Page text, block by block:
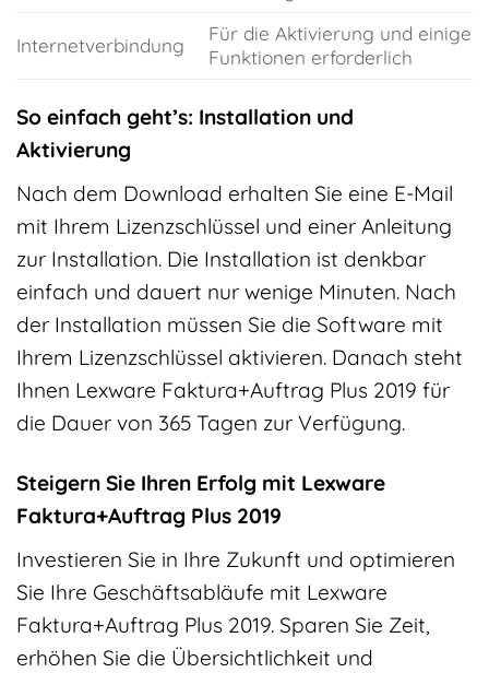
Internetverbindung
Für die Aktivierung und einige
Funktionen erforderlich
So einfach geht’s: Installation und
Aktivierung
Nach dem Download erhalten Sie eine E-Mail
mit Ihrem Lizenzschlüssel und einer Anleitung
zur Installation. Die Installation ist denkbar
einfach und dauert nur wenige Minuten. Nach
der Installation müssen Sie die Software mit
Ihrem Lizenzschlüssel aktivieren. Danach steht
Ihnen Lexware Faktura+Auftrag Plus 2019 für
die Dauer von 365 Tagen zur Verfügung.
Steigern Sie Ihren Erfolg mit Lexware
Faktura+Auftrag Plus 2019
Investieren Sie in Ihre Zukunft und optimieren
Sie Ihre Geschäftsabläufe mit Lexware
Faktura+Auftrag Plus 2019. Sparen Sie Zeit,
erhöhen Sie die Übersichtlichkeit und